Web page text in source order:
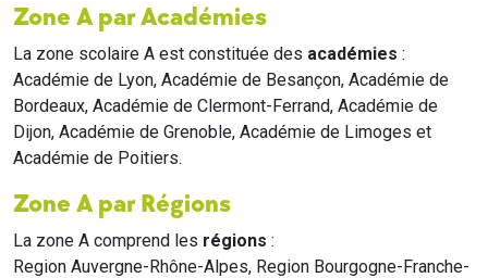
Zone A par Académies
La zone scolaire A est constituée des académies :
Académie de Lyon, Académie de Besançon, Académie de
Bordeaux, Académie de Clermont-Ferrand, Académie de
Dijon, Académie de Grenoble, Académie de Limoges et
Académie de Poitiers.
Zone A par Régions
La zone A comprend les régions :
Region Auvergne-Rhône-Alpes, Region Bourgogne-Franche-